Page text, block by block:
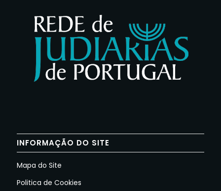
INFORMAÇÃO DO SITE
Mapa do Site
Politica de Cookies